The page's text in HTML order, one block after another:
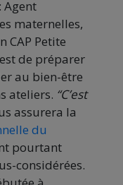
Agent
maternelles,
CAP Petite
de préparer
au bien-être
ateliers. “C’est
assurera la
du
pourtant
considérées.